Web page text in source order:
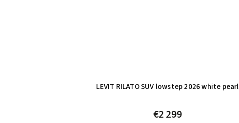
LEVIT RILATO SUV lowstep 2026 white pearl
€2 299